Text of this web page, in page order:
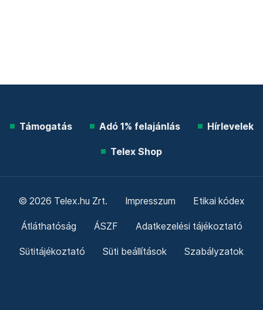
Támogatás Adó 1% felajánlás Hírlevelek
Telex Shop
© 2026 Telex.hu Zrt. Impresszum Etikai kódex
Átláthatóság ÁSZF Adatkezelési tájékoztató
Sütitájékoztató Süti beállítások Szabályzatok